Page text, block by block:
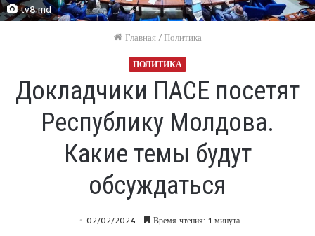
tv8.md
Главная / Политика
ПОЛИТИКА
Докладчики ПАСЕ посетят
Республику Молдова.
Какие темы будут
обсуждаться
02/02/2024 Время чтения: 1 минута